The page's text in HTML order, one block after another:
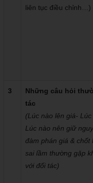
liên tục điều chỉnh…)
3
Những câu hỏi
tác
(Lúc nào lên giá-
Lúc nào nên giữ
đàm phán giá &
sai lầm thường gặp
với đối tác)